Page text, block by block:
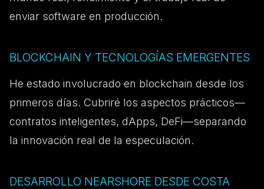
enviar software en producción.
BLOCKCHAIN Y TECNOLOGÍAS EMERGENTES
He estado involucrado en blockchain desde los
primeros días. Cubriré los aspectos prácticos—
contratos inteligentes, dApps, DeFi—separando
la innovación real de la especulación.
DESARROLLO NEARSHORE DESDE COSTA